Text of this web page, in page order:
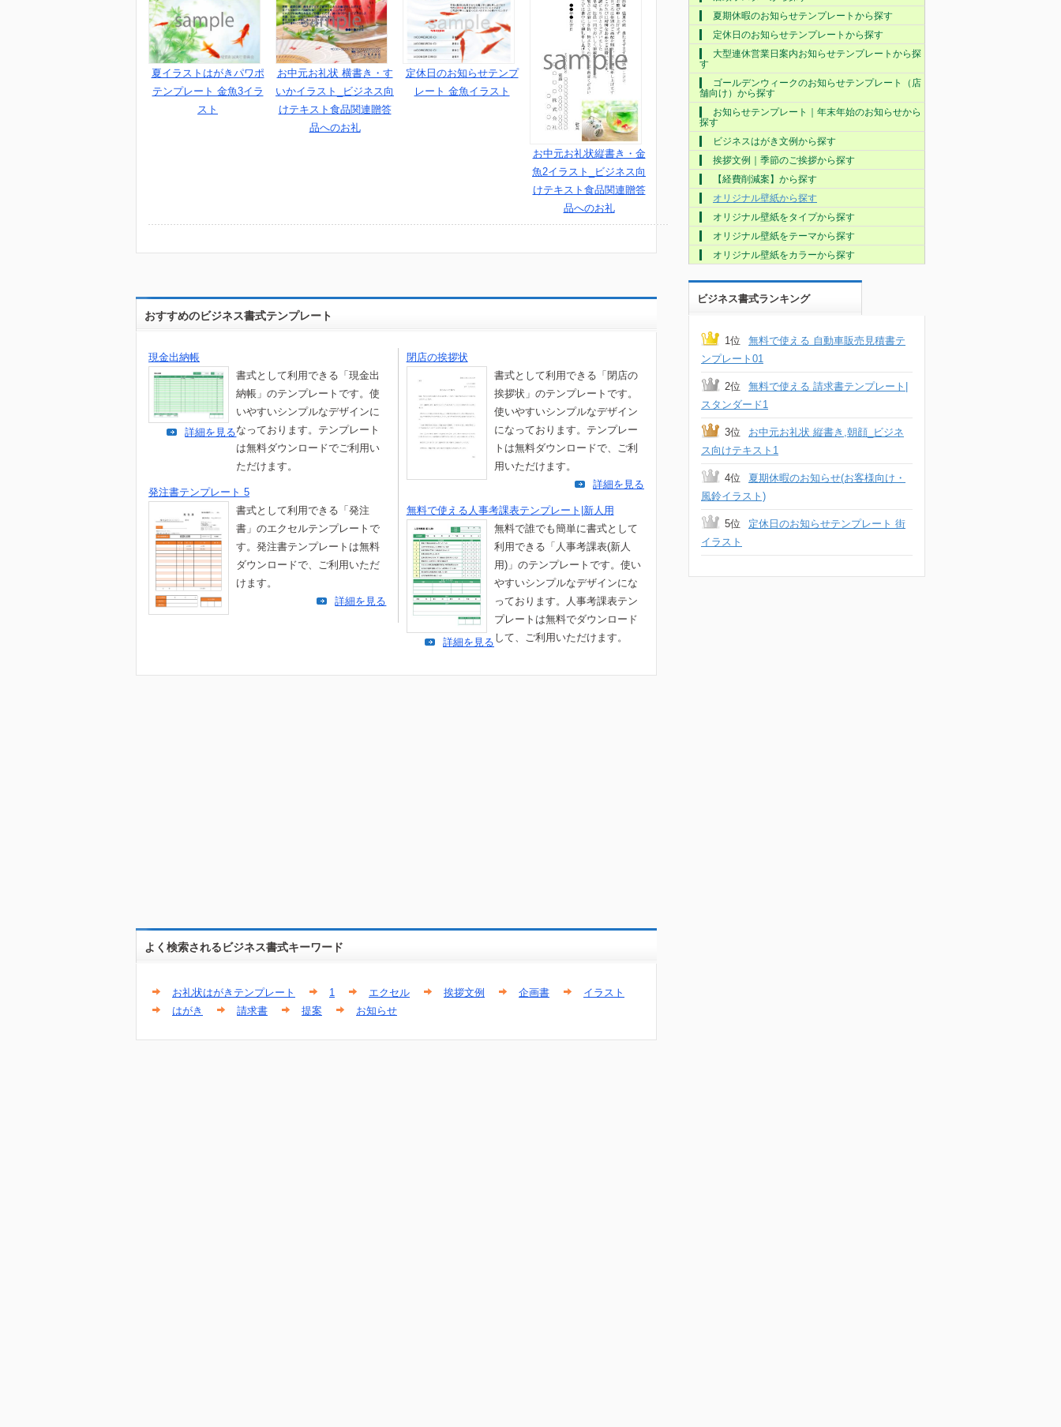
夏イラストはがきパワポ
テンプレート 金魚3イラ
スト
お中元お礼状 横書き・す
いかイラスト_ビジネス向
けテキスト食品関連贈答
品へのお礼
定休日のお知らせテンプ
レート 金魚イラスト
お中元お礼状縦書き・金
魚2イラスト_ビジネス向
けテキスト食品関連贈答
品へのお礼
おすすめのビジネス書式テンプレート
現金出納帳
書式として利用できる「現金出
納帳」のテンプレートです。使
いやすいシンプルなデザインに
なっております。テンプレート
は無料ダウンロードでご利用い
ただけます。
詳細を見る
閉店の挨拶状
書式として利用できる「閉店の
挨拶状」のテンプレートです。
使いやすいシンプルなデザイン
になっております。テンプレー
トは無料ダウンロードで、ご利
用いただけます。
詳細を見る
発注書テンプレート 5
書式として利用できる「発注
書」のエクセルテンプレートで
す。発注書テンプレートは無料
ダウンロードで、ご利用いただ
けます。
詳細を見る
無料で使える人事考課表テンプレート|新人用
無料で誰でも簡単に書式として
利用できる「人事考課表(新人
用)」のテンプレートです。使い
やすいシンプルなデザインにな
っております。人事考課表テン
プレートは無料でダウンロード
して、ご利用いただけます。
詳細を見る
よく検索されるビジネス書式キーワード
お礼状はがきテンプレート 1 エクセル 挨拶文例 企画書
イラスト
はがき
請求書 提案 お知らせ
夏期休暇のお知らせテンプレートから探す
定休日のお知らせテンプレートから探す
大型連休営業日案内お知らせテンプレートから探
す
ゴールデンウィークのお知らせテンプレート（店
舗向け）から探す
お知らせテンプレート｜年末年始のお知らせから
探す
ビジネスはがき文例から探す
挨拶文例｜季節のご挨拶から探す
【経費削減案】から探す
オリジナル壁紙から探す
オリジナル壁紙をタイプから探す
オリジナル壁紙をテーマから探す
オリジナル壁紙をカラーから探す
ビジネス書式ランキング
1位
無料で使える 自動車販売見積書テ
ンプレート01
2位
無料で使える 請求書テンプレート|
スタンダード1
3位
お中元お礼状 縦書き,朝顔_ビジネ
ス向けテキスト1
4位
夏期休暇のお知らせ(お客様向け・
風鈴イラスト)
5位
定休日のお知らせテンプレート 街
イラスト